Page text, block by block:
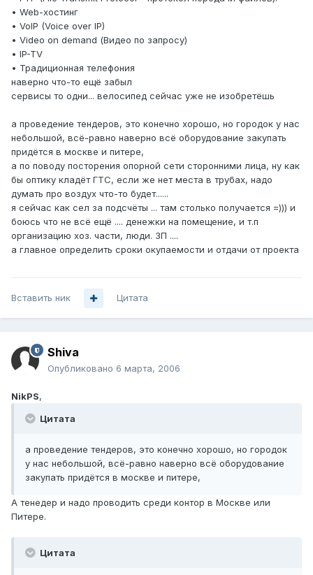
• Web-хостинг
• VoIP (Voice over IP)
• Video on demand (Видео по запросу)
• IP-TV
• Традиционная телефония
наверно что-то ещё забыл
сервисы то одни... велосипед сейчас уже не изобретёшь
а проведение тендеров, это конечно хорошо, но городок у нас
небольшой, всё-равно наверно всё оборудование закупать
придётся в москве и питере,
а по поводу посторения опорной сети сторонними лица, ну как
бы оптику кладёт ГТС, если же нет места в трубах, надо
думать про воздух что-то будет......
я сейчас как сел за подсчёты ... там столько получается =))) и
боюсь что не всё ещё .... денежки на помещение, и т.п
организацию хоз. части, люди. ЗП ....
а главное определить сроки окупаемости и отдачи от проекта
Вставить ник Цитата
Shiva
Опубликовано 6 марта, 2006
NikPS,
Цитата
а проведение тендеров, это конечно хорошо, но городок
у нас небольшой, всё-равно наверно всё оборудование
закупать придётся в москве и питере,
А тенедер и надо проводить среди контор в Москве или
Питере.
Цитата